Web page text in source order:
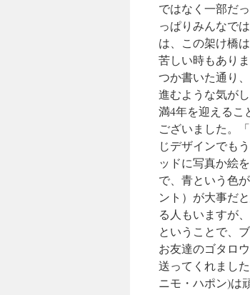
ではなく一部だ
っぱりみんなで
は、この架け橋
苦しい時もあり
つか書いた通り
進むような気がし
満4年を迎えるこ
ございました。
じデザインでも
ッドに写真か絵
で、青という色
ント）が大事だ
る人もいますが
ということで、
お友達のゴタロ
送ってくれまし
ニモ・ハポン)は